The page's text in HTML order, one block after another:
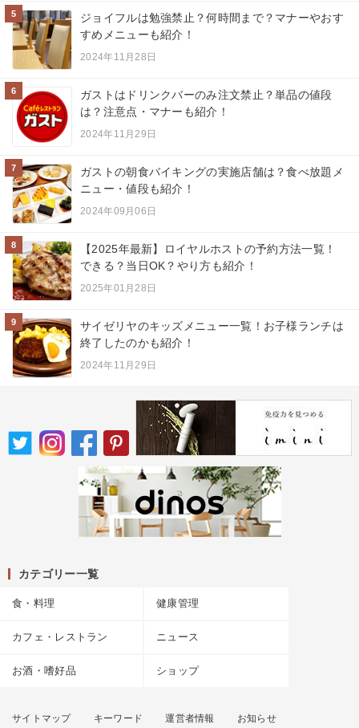
5
ジョイフルは勉強禁止？何時間まで？マナーやおす
すめメニューも紹介！
2024年11月28日
6
ガストはドリンクバーのみ注文禁止？単品の値段
は？注意点・マナーも紹介！
2024年11月29日
7
ガストの朝食バイキングの実施店舗は？食べ放題メ
ニュー・値段も紹介！
2024年09月06日
8
【2025年最新】ロイヤルホストの予約方法一覧！
できる？当日OK？やり方も紹介！
2025年01月28日
9
サイゼリヤのキッズメニュー一覧！お子様ランチは
終了したのかも紹介！
2024年11月29日
カテゴリー一覧
食・料理 健康管理
カフェ・レストラン ニュース
お酒・嗜好品 ショップ
サイトマップ キーワード 運営者情報 お知らせ